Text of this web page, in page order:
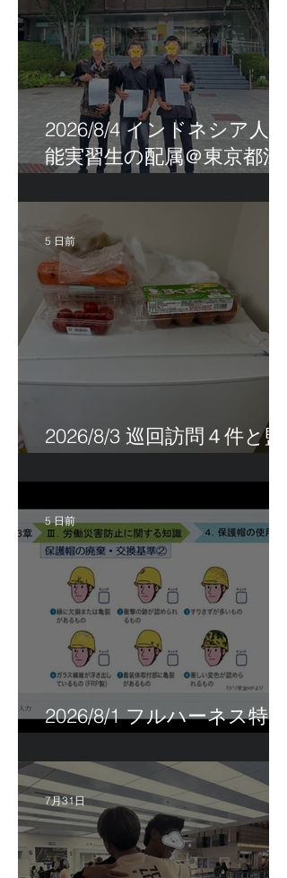
2026/8/4 インドネシア人技
能実習生の配属＠東京都江
2026/8/3 巡回訪問４件と監
5 日前
2026/8/1 フルハーネス特別
5 日前
7月31日